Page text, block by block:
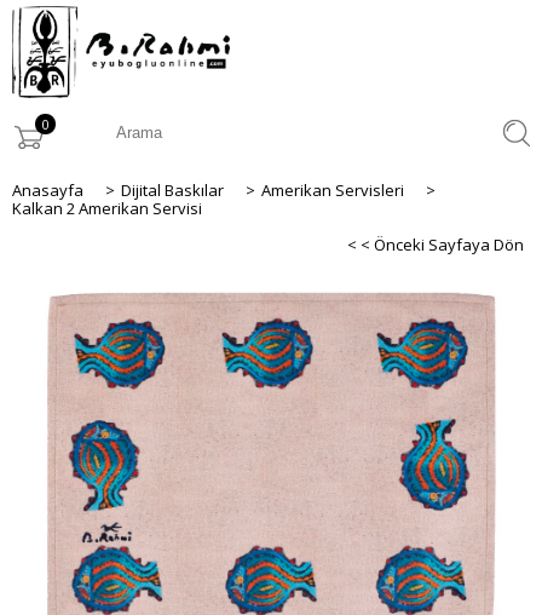
0
Anasayfa > Dijital Baskılar > Amerikan Servisleri
>
Kalkan 2 Amerikan Servisi
< < Önceki Sayfaya Dön